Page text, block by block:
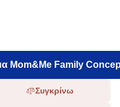
Mom&Me Family
Συγκρίνω